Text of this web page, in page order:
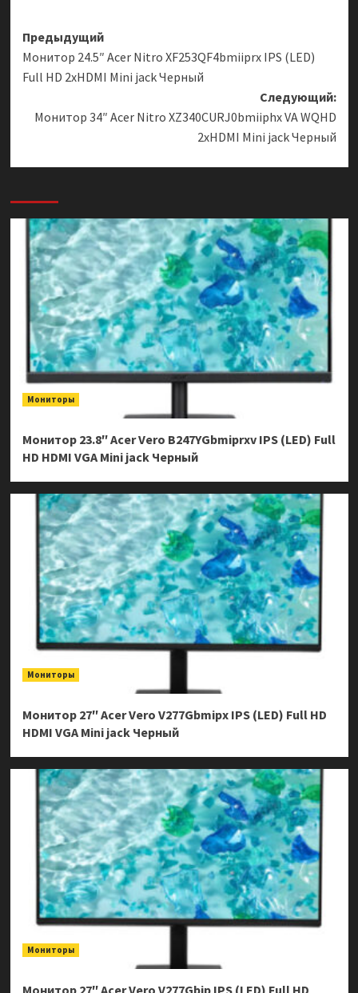
Навигация
записи
Предыдущий
Монитор 24.5″ Acer Nitro XF253QF4bmiiprx IPS (LED)
Full HD 2xHDMI Mini jack Черный
Следующий:
Монитор 34″ Acer Nitro XZ340CURJ0bmiiphx VA WQHD
2xHDMI Mini jack Черный
Мониторы
Монитор 23.8″ Acer Vero B247YGbmiprxv IPS (LED) Full
HD HDMI VGA Mini jack Черный
Мониторы
Монитор 27″ Acer Vero V277Gbmipx IPS (LED) Full HD
HDMI VGA Mini jack Черный
Мониторы